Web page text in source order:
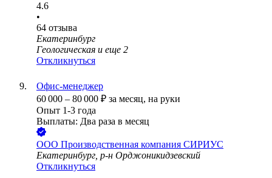
4.6
•
64 отзыва
Екатеринбург
Геологическая и еще 2
Откликнуться
Офис-менеджер
60 000 – 80 000 ₽ за месяц, на руки
Опыт 1-3 года
Выплаты: Два раза в месяц
ООО Производственная компания СИРИУС
Екатеринбург, р-н Орджоникидзевский
Откликнуться